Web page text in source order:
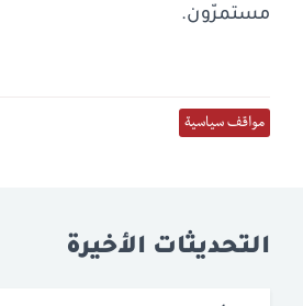
مستمرّون.
مواقف سياسية
التحديثات الأخيرة